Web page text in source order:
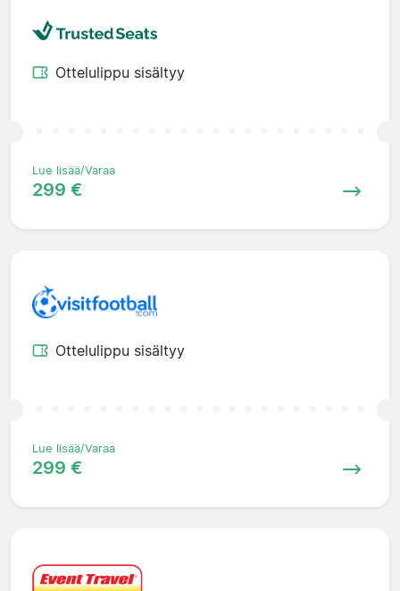
Ottelulippu sisältyy
Lue lisää/Varaa
299 €
Ottelulippu sisältyy
Lue lisää/Varaa
299 €